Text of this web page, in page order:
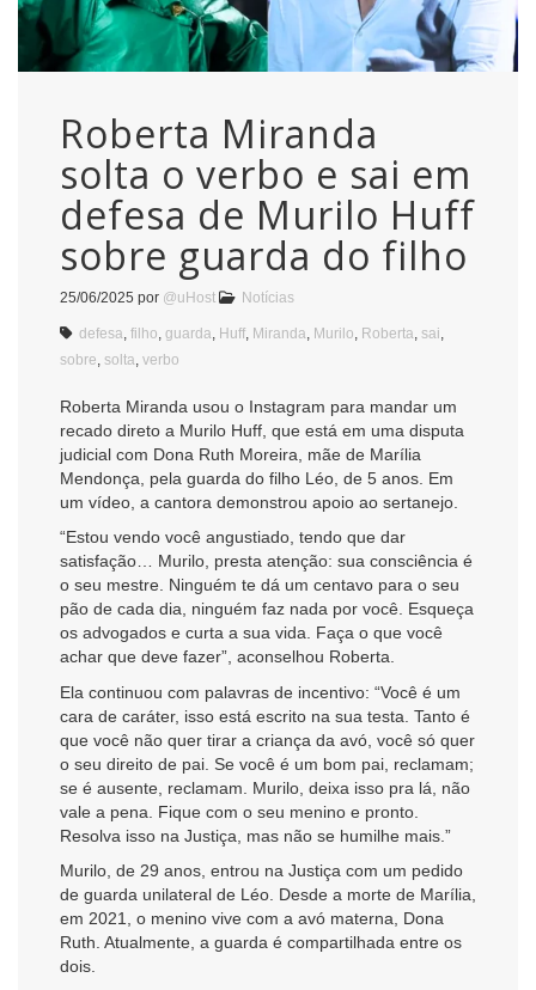
Roberta Miranda
solta o verbo e sai em
defesa de Murilo Huff
sobre guarda do filho
25/06/2025 por @uHost Notícias
defesa filho guarda Huff Miranda Murilo Roberta sai
sobre solta verbo
Roberta Miranda usou o Instagram para mandar um
recado direto a Murilo Huff, que está em uma disputa
judicial com Dona Ruth Moreira, mãe de Marília
Mendonça, pela guarda do filho Léo, de 5 anos. Em
um vídeo, a cantora demonstrou apoio ao sertanejo.
“Estou vendo você angustiado, tendo que dar
satisfação… Murilo, presta atenção: sua consciência é
o seu mestre. Ninguém te dá um centavo para o seu
pão de cada dia, ninguém faz nada por você. Esqueça
os advogados e curta a sua vida. Faça o que você
achar que deve fazer”, aconselhou Roberta.
Ela continuou com palavras de incentivo: “Você é um
cara de caráter, isso está escrito na sua testa. Tanto é
que você não quer tirar a criança da avó, você só quer
o seu direito de pai. Se você é um bom pai, reclamam;
se é ausente, reclamam. Murilo, deixa isso pra lá, não
vale a pena. Fique com o seu menino e pronto.
Resolva isso na Justiça, mas não se humilhe mais.”
Murilo, de 29 anos, entrou na Justiça com um pedido
de guarda unilateral de Léo. Desde a morte de Marília,
em 2021, o menino vive com a avó materna, Dona
Ruth. Atualmente, a guarda é compartilhada entre os
dois.